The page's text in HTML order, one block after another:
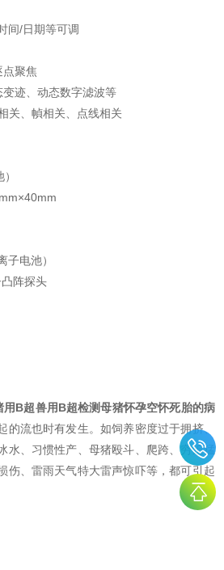
间/日期等可调
聚焦
迹、动态数字滤波等
关、幀相关、点线相关
池）
电池）
阵探头
用B超兽用B超检测母猪怀孕空怀死胎的病
的流也时有发生。如饲养密度过于拥挤、
水、习惯性产、母猪殴斗、爬跨、穷追猛
伤、雷雨天气特大雷声惊吓等，都可引起